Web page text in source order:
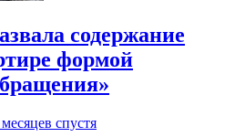
содержание
формой
спустя